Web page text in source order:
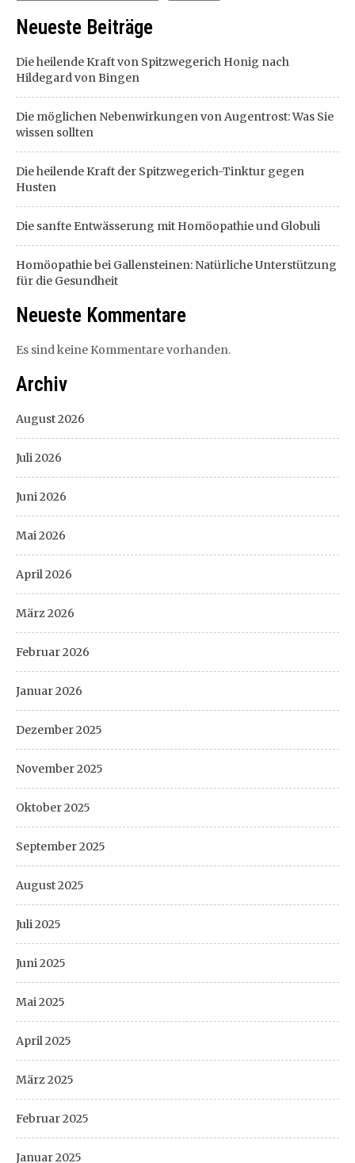
Neueste Beiträge
Die heilende Kraft von Spitzwegerich Honig nach
Hildegard von Bingen
Die möglichen Nebenwirkungen von Augentrost: Was Sie
wissen sollten
Die heilende Kraft der Spitzwegerich-Tinktur gegen
Husten
Die sanfte Entwässerung mit Homöopathie und Globuli
Homöopathie bei Gallensteinen: Natürliche Unterstützung
für die Gesundheit
Neueste Kommentare
Es sind keine Kommentare vorhanden.
Archiv
August 2026
Juli 2026
Juni 2026
Mai 2026
April 2026
März 2026
Februar 2026
Januar 2026
Dezember 2025
November 2025
Oktober 2025
September 2025
August 2025
Juli 2025
Juni 2025
Mai 2025
April 2025
März 2025
Februar 2025
Januar 2025